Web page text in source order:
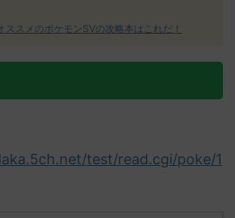
ススメのポケモンSVの攻略本はこれだ！
test/read.cgi/poke/1